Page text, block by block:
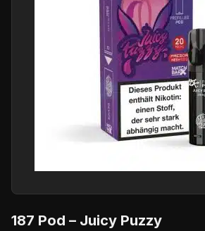
187 Pod – Juicy Puzzy